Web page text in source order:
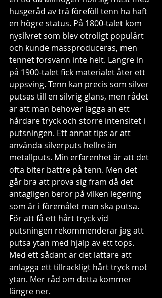
husgeråd av trä föreföll tenn ha haft
en högre status. På 1800-talet kom
nysilvret som blev otroligt populärt
och kunde massproduceras, men
tennet försvann inte helt. Längre in
på 1900-talet fick materialet åter ett
uppsving. Tenn kan precis som silver
putsas till en silvrig glans, men rådet
är att man behöver lägga an ett
hårdare tryck och större intensitet i
putsningen. Ett annat tips är att
använda silverputs hellre än
metallputs. Min erfarenhet är att det
ofta biter bättre på tenn. Men det
går bra att pröva sig fram då det
antagligen beror på vilken legering
som är i föremålet man ska putsa.
För att få ett hårt tryck vid
putsningen rekommenderar jag att
putsa ytan med hjälp av ett tops.
Med ett sådant är det lättare att
anlägga ett tillräckligt hårt tryck mot
ytan. Mer råd om detta kommer
längre ner.